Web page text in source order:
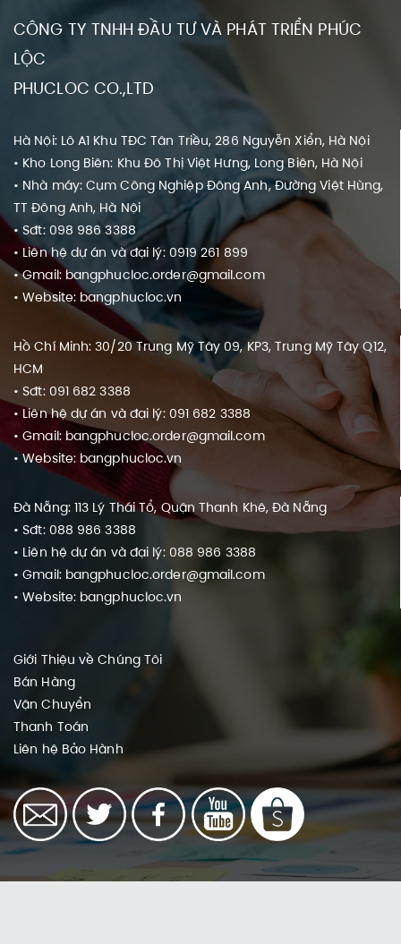
CÔNG TY TNHH ĐẦU TƯ VÀ PHÁT TRIỂN PHÚC
LỘC
PHUCLOC CO.,LTD
Hà Nội: Lô A1 Khu TĐC Tân Triều, 286 Nguyễn Xiển, Hà Nội
• Kho Long Biên: Khu Đô Thị Việt Hưng, Long Biên, Hà Nội
• Nhà máy: Cụm Công Nghiệp Đông Anh, Đường Việt Hùng,
TT Đông Anh, Hà Nội
• Sđt: 098 986 3388
• Liên hệ dự án và đại lý: 0919 261 899
• Gmail: bangphucloc.order@gmail.com
• Website: bangphucloc.vn
Hồ Chí Minh: 30/20 Trung Mỹ Tây 09, KP3, Trung Mỹ Tây Q12,
HCM
• Sđt: 091 682 3388
• Liên hệ dự án và đại lý: 091 682 3388
• Gmail: bangphucloc.order@gmail.com
• Website: bangphucloc.vn
Đà Nẵng: 113 Lý Thái Tổ, Quận Thanh Khê, Đà Nẵng
• Sđt: 088 986 3388
• Liên hệ dự án và đại lý: 088 986 3388
• Gmail: bangphucloc.order@gmail.com
• Website: bangphucloc.vn
Giới Thiệu về Chúng Tôi
Bán Hàng
Vận Chuyển
Thanh Toán
Liên hệ Bảo Hành